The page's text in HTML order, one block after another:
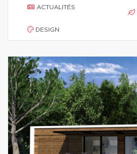
ACTUALITÉS
DESIGN